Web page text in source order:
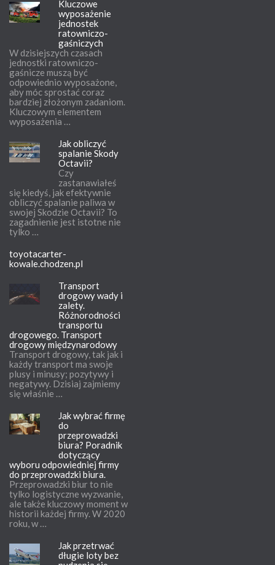
Kluczowe
wyposażenie
jednostek
ratowniczo-
gaśniczych
W dzisiejszych czasach
jednostki ratowniczo-
gaśnicze muszą być
odpowiednio wyposażone,
aby móc sprostać coraz
bardziej złożonym zadaniom.
Kluczowym elementem
wyposażenia …
Jak obliczyć
spalanie Skody
Octavii?
Czy
zastanawiałeś
się kiedyś, jak efektywnie
obliczyć spalanie paliwa w
swojej Skodzie Octavii? To
zagadnienie jest istotne nie
tylko …
toyotacarter-
kowale.chodzen.pl
Transport
drogowy wady i
zalety.
Różnorodności
transportu
drogowego. Transport
drogowy międzynarodowy
Transport drogowy, tak jak i
każdy transport ma swoje
plusy i minusy; pozytywy i
negatywy. Dzisiaj zajmiemy
się właśnie …
Jak wybrać firmę
do
przeprowadzki
biura? Poradnik
dotyczący
wyboru odpowiedniej firmy
do przeprowadzki biura.
Przeprowadzki biur to nie
tylko logistyczne wyzwanie,
ale także kluczowy moment w
historii każdej firmy. W 2020
roku, w …
Jak przetrwać
długie loty bez